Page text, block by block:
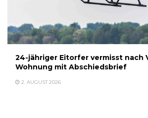
24-jähriger Eitorfer vermisst nach
Wohnung mit Abschiedsbrief
2. AUGUST 2026